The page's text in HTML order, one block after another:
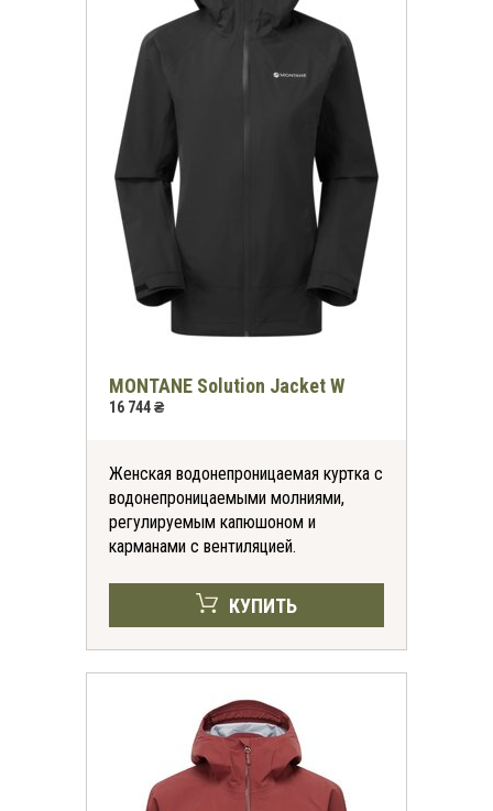
MONTANE Solution Jacket W
16 744 ₴
Женская водонепроницаемая куртка с
водонепроницаемыми молниями,
регулируемым капюшоном и
карманами с вентиляцией.
КУПИТЬ